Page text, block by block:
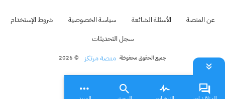
عن المنصة الأسئلة الشائعة سياسة الخصوصية
شروط الإستخدام
سجل التحديثات
جميع الحقوق محفوظة منصة مرتكز © 2026